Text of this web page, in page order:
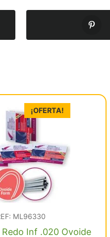
¡OFERTA!
ML96330
Inf .020 Ovoide